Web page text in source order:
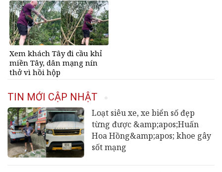
đồng mạng xót xa
Xem khách Tây đi cầu khỉ
miền Tây, dân mạng nín
thở vì hồi hộp
TIN MỚI CẬP NHẬT
Loạt siêu xe, xe biển số đẹp
từng được &amp;apos;Huấn
Hoa Hồng&amp;apos; khoe gây
sốt mạng